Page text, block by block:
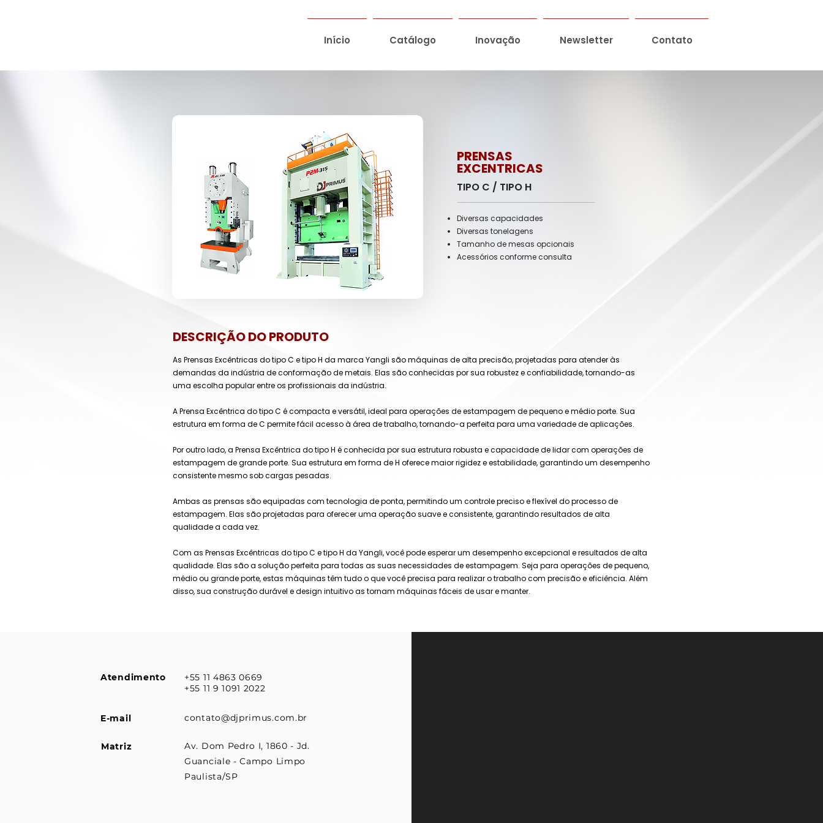
Início Catálogo Inovação Newsletter Contato
PRENSAS
EXCENTRICAS
TIPO C / TIPO H
Diversas capacidades
Diversas tonelagens
Tamanho de mesas opcionais
Acessórios conforme consulta
DESCRIÇÃO DO PRODUTO
As Prensas Excêntricas do tipo C e tipo H da marca Yangli são máquinas de alta precisão, projetadas para atender às
demandas da indústria de conformação de metais. Elas são conhecidas por sua robustez e confiabilidade, tornando-as
uma escolha popular entre os profissionais da indústria.
A Prensa Excêntrica do tipo C é compacta e versátil, ideal para operações de estampagem de pequeno e médio porte. Sua
estrutura em forma de C permite fácil acesso à área de trabalho, tornando-a perfeita para uma variedade de aplicações.
Por outro lado, a Prensa Excêntrica do tipo H é conhecida por sua estrutura robusta e capacidade de lidar com operações de
estampagem de grande porte. Sua estrutura em forma de H oferece maior rigidez e estabilidade, garantindo um desempenho
consistente mesmo sob cargas pesadas.
Ambas as prensas são equipadas com tecnologia de ponta, permitindo um controle preciso e flexível do processo de
estampagem. Elas são projetadas para oferecer uma operação suave e consistente, garantindo resultados de alta
qualidade a cada vez.
Com as Prensas Excêntricas do tipo C e tipo H da Yangli, você pode esperar um desempenho excepcional e resultados de alta
qualidade. Elas são a solução perfeita para todas as suas necessidades de estampagem. Seja para operações de pequeno,
médio ou grande porte, estas máquinas têm tudo o que você precisa para realizar o trabalho com precisão e eficiência. Além
disso, sua construção durável e design intuitivo as tornam máquinas fáceis de usar e manter.
Atendimento
+55 11 4863 0669
+55 11 9 1091 2022
E-mail contato@djprimus.com.br
Matriz
Av. Dom Pedro I, 1860 - Jd.
Guanciale - Campo Limpo
Paulista/SP